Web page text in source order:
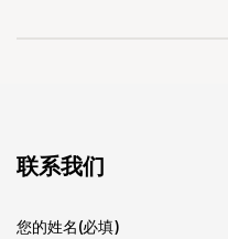
联系我们
您的姓名(必填)